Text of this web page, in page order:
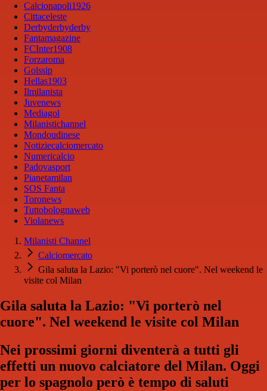
Calcionapoli1926
Cittaceleste
Derbyderbyderby
Fantamagazine
FCInter1908
Forzaroma
Golssip
Hellas1903
Ilmilanista
Juvenews
Mediagol
Milanistichannel
Mondoudinese
Notiziecalciomercato
Numericalcio
Padovasport
Pianetamilan
SOS Fanta
Toronews
Tuttobolognaweb
Violanews
Milanisti Channel
Calciomercato
Gila saluta la Lazio: "Vi porterò nel cuore". Nel weekend le
visite col Milan
Gila saluta la Lazio: "Vi porterò nel
cuore". Nel weekend le visite col Milan
Nei prossimi giorni diventerà a tutti gli
effetti un nuovo calciatore del Milan. Oggi
per lo spagnolo però è tempo di saluti